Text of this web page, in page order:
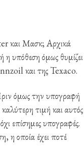
και Μασκ; Αρχικά
η υπόθεση όμως θυμίζει
και της Texaco.
όμως την υπογραφή
τιμή και αυτός
επίσημες υπογραφές.
η οποία έχει ποτέ